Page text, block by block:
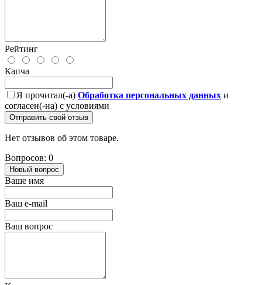
Рейтинг
Капча
Я прочитал(-а) Обработка персональных данных и
согласен(-на) с условиями
Отправить свой отзыв
Нет отзывов об этом товаре.
Вопросов: 0
Новый вопрос
Ваше имя
Ваш e-mail
Ваш вопрос